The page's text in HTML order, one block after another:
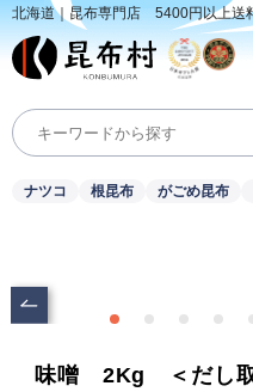
北海道｜昆布専門店 5400円以上送
ナツコ 根昆布 がごめ昆布
味噌 2Kg ＜だし取